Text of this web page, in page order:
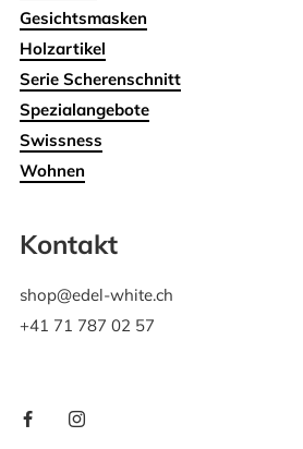
Gesichtsmasken
Holzartikel
Serie Scherenschnitt
Spezialangebote
Swissness
Wohnen
Kontakt
shop@edel-white.ch
+41 71 787 02 57